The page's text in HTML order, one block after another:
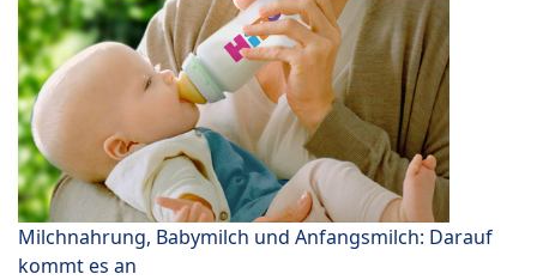
Milchnahrung, Babymilch und Anfangsmilch: Darauf
kommt es an